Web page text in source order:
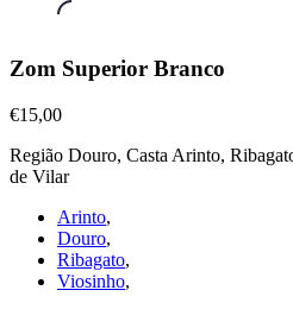
Vinhos
Brancos,
Zom
Branco
€15,00
Zom Superior Branco
€15,00
Região Douro, Casta Arinto,
de Vilar
Arinto,
Douro,
Ribagato,
Viosinho,